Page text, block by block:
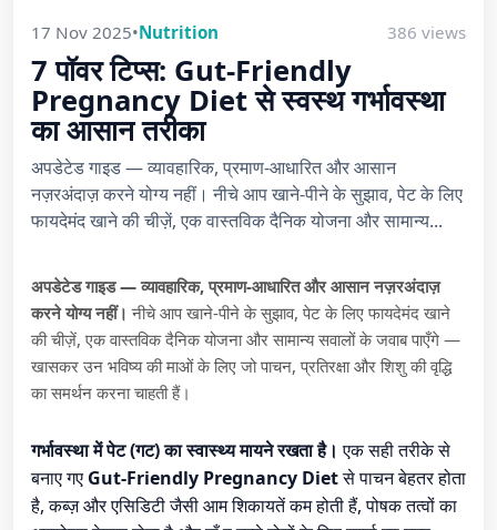
17 Nov 2025•Nutrition 386 views
7 पॉवर टिप्स: Gut-Friendly
Pregnancy Diet से स्वस्थ गर्भावस्था
का आसान तरीका
अपडेटेड गाइड — व्यावहारिक, प्रमाण-आधारित और आसान
नज़रअंदाज़ करने योग्य नहीं। नीचे आप खाने-पीने के सुझाव, पेट के लिए
फायदेमंद खाने की चीज़ें, एक वास्तविक दैनिक योजना और सामान्य...
अपडेटेड गाइड — व्यावहारिक, प्रमाण-आधारित और आसान नज़रअंदाज़
करने योग्य नहीं। नीचे आप खाने-पीने के सुझाव, पेट के लिए फायदेमंद खाने
की चीज़ें, एक वास्तविक दैनिक योजना और सामान्य सवालों के जवाब पाएँगे —
खासकर उन भविष्य की माओं के लिए जो पाचन, प्रतिरक्षा और शिशु की वृद्धि
का समर्थन करना चाहती हैं।
गर्भावस्था में पेट (गट) का स्वास्थ्य मायने रखता है। एक सही तरीके से
बनाए गए Gut-Friendly Pregnancy Dietसे पाचन बेहतर होता
है, कब्ज़ और एसिडिटी जैसी आम शिकायतें कम होती हैं, पोषक तत्वों का